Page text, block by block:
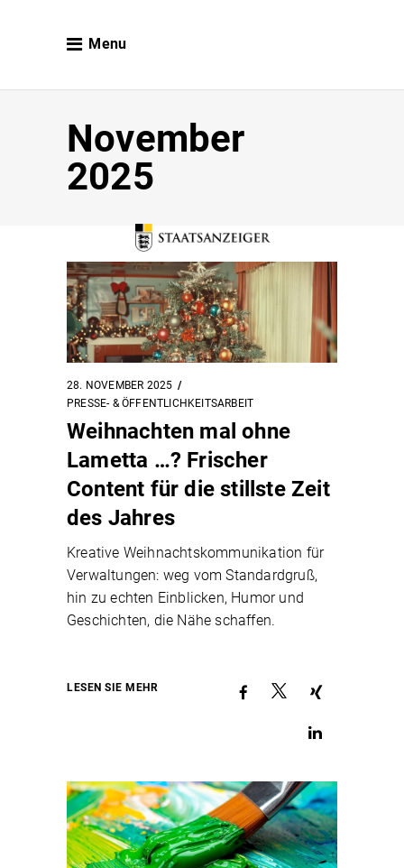
Menu
November
2025
28. NOVEMBER 2025
PRESSE- & ÖFFENTLICHKEITSARBEIT
Weihnachten mal ohne
Lametta …? Frischer
Content für die stillste Zeit
des Jahres
Kreative Weihnachtskommunikation für
Verwaltungen: weg vom Standardgruß,
hin zu echten Einblicken, Humor und
Geschichten, die Nähe schaffen.
LESEN SIE MEHR